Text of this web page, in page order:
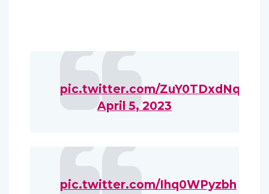
pic.twitter.com/ZuY0TDxdNq
April 5, 2023
pic.twitter.com/Ihq0WPyzbh